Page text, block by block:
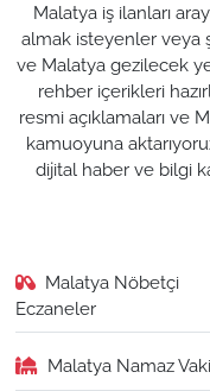
Malatya iş ilanları
almak isteyenler veya
ve Malatya gezilecek
rehber içerikleri
resmi açıklamaları ve
kamuoyuna
dijital haber ve bilgi
Malatya Nöbetçi
Eczaneler
Malatya Namaz